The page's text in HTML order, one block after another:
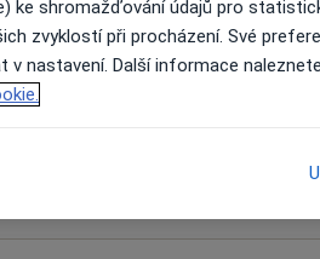
nejsou k dispozici
informace o svých službách.
ke shromažďování údajů pro
zvyklostí při procházení. Své
v nastavení. Další informace